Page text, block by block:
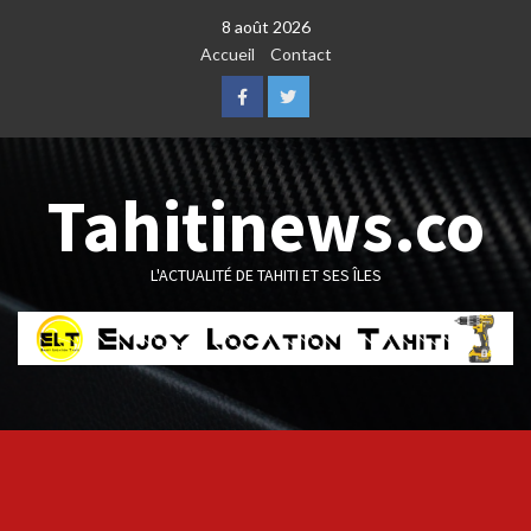
8 août 2026
Accueil
Contact
FacebookTwitter
Tahitinews.co
L'ACTUALITÉ DE TAHITI ET SES ÎLES